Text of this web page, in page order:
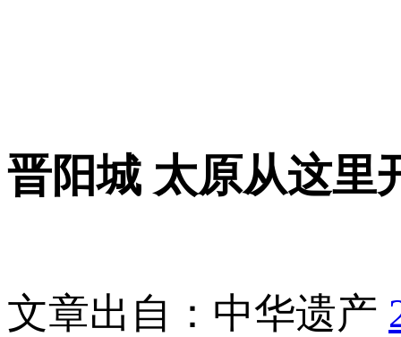
晋阳城 太原从这里
文章出自：中华遗产